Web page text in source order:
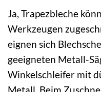
Ja, Trapezbleche
Werkzeugen
eignen sich
geeigneten Metall-
Winkelschleifer mit